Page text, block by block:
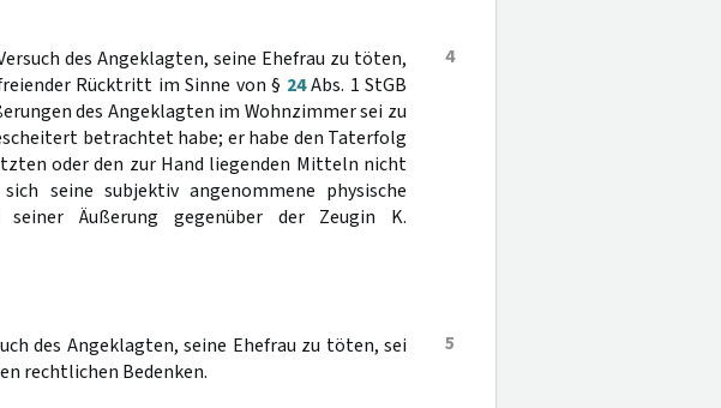
4
des Angeklagten, seine Ehefrau zu töten,
Rücktritt im Sinne von § 24Abs. 1 StGB
des Angeklagten im Wohnzimmer sei zu
betrachtet habe; er habe den Taterfolg
oder den zur Hand liegenden Mitteln nicht
seine subjektiv angenommene physische
Äußerung gegenüber der Zeugin K.
5
des Angeklagten, seine Ehefrau zu töten, sei
rechtlichen Bedenken.